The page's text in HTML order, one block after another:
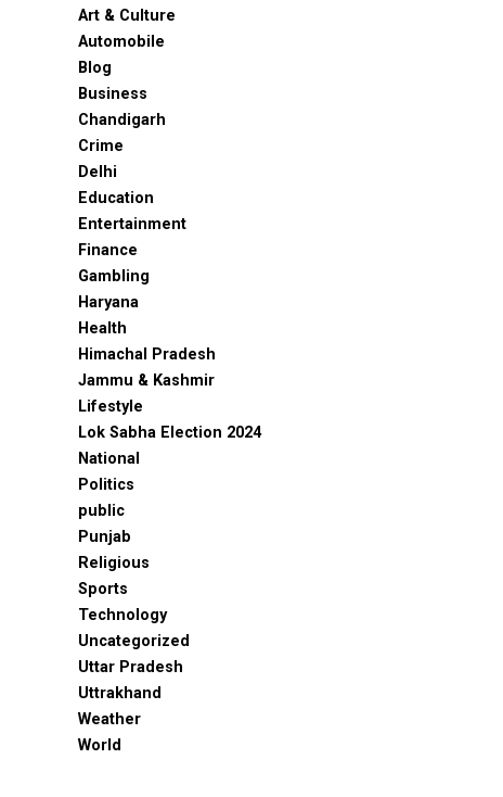
Art & Culture
Automobile
Blog
Business
Chandigarh
Crime
Delhi
Education
Entertainment
Finance
Gambling
Haryana
Health
Himachal Pradesh
Jammu & Kashmir
Lifestyle
Lok Sabha Election 2024
National
Politics
public
Punjab
Religious
Sports
Technology
Uncategorized
Uttar Pradesh
Uttrakhand
Weather
World